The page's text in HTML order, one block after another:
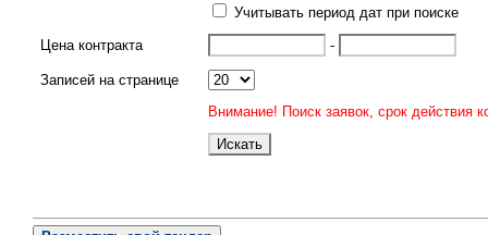
Учитывать период дат при поиске
Цена контракта
-
Записей на странице
Внимание! Поиск заявок, срок действия